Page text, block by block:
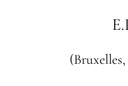
(Bruxelles,